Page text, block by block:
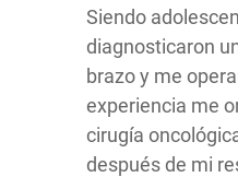
Siendo
diagnosticaron
brazo y me
experiencia me
cirugía
después de mi